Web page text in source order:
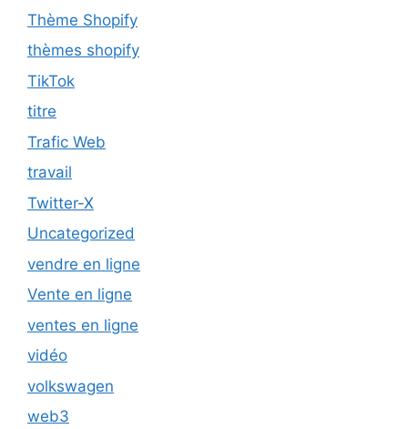
Thème Shopify
thèmes shopify
TikTok
titre
Trafic Web
travail
Twitter-X
Uncategorized
vendre en ligne
Vente en ligne
ventes en ligne
vidéo
volkswagen
web3